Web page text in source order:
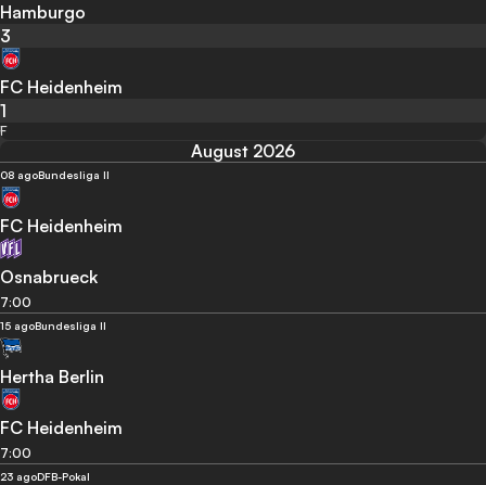
Hamburgo
3
FC Heidenheim
1
F
August 2026
08 agoBundesliga II
FC Heidenheim
Osnabrueck
7:00
15 agoBundesliga II
Hertha Berlin
FC Heidenheim
7:00
23 agoDFB-Pokal